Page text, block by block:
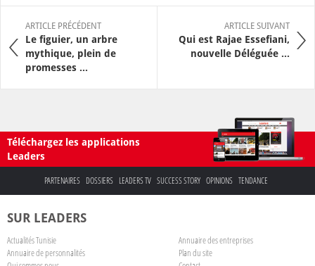
ARTICLE PRÉCÉDENT
Le figuier, un arbre
mythique, plein de
promesses ...
ARTICLE SUIVANT
Qui est Rajae Essefiani,
nouvelle Déléguée ...
Téléchargez les applications
Leaders
PARTENAIRES DOSSIERS LEADERS TV SUCCESS STORY OPINIONS TENDANCE
SUR LEADERS
Actualités Tunisie
Annuaire des entreprises
Annuaire de personnalités
Plan du site